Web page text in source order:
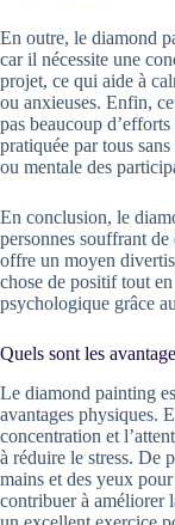
En outre, le diamond
car il nécessite une
projet, ce qui aide à
ou anxieuses. Enfin,
pas beaucoup
pratiquée par tous
ou mentale des
En conclusion, le
personnes souffrant
offre un moyen
chose de positif tout
psychologique grâce
Quels sont les
Le diamond painting
avantages physiques.
concentration et
à réduire le stress. De
mains et des yeux
contribuer à améliorer